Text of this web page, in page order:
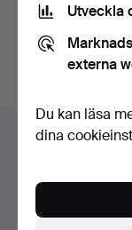
Du kan också
Hjälp och kontakt
Alla auktionshus
Betalningsalternativ
Utveckla
externa
Du kan läsa
dina